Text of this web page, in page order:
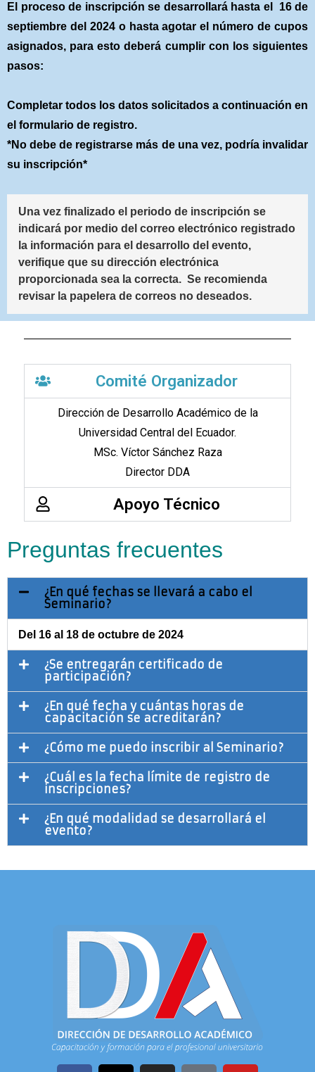
El proceso de inscripción se desarrollará hasta el 16 de
septiembre del 2024 o hasta agotar el número de cupos
asignados, para esto deberá cumplir con los siguientes
pasos:
Completar todos los datos solicitados a continuación en
el formulario de registro.
*No debe de registrarse más de una vez, podría invalidar
su inscripción*
Una vez finalizado el periodo de inscripción se
indicará por medio del correo electrónico registrado
la información para el desarrollo del evento,
verifique que su dirección electrónica
proporcionada sea la correcta.  Se recomienda
revisar la papelera de correos no deseados.
Comité Organizador
Dirección de Desarrollo Académico de la
Universidad Central del Ecuador.
MSc. Víctor Sánchez Raza
Director DDA
Apoyo Técnico
Preguntas frecuentes
¿En qué fechas se llevará a cabo el
Seminario?
Del 16 al 18 de octubre de 2024
¿Se entregarán certificado de
participación?
¿En qué fecha y cuántas horas de
capacitación se acreditarán?
¿Cómo me puedo inscribir al Seminario?
¿Cuál es la fecha límite de registro de
inscripciones?
¿En qué modalidad se desarrollará el
evento?